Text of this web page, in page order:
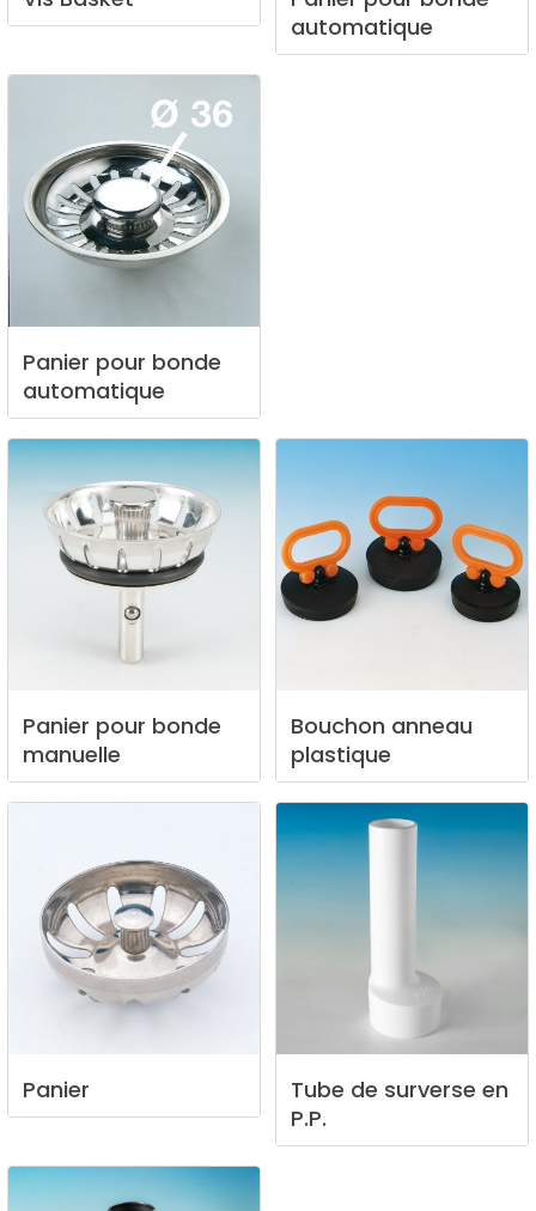
automatique
Panier pour bonde
automatique
Panier pour bonde
manuelle
Bouchon anneau
plastique
Panier Tube de surverse en
P.P.